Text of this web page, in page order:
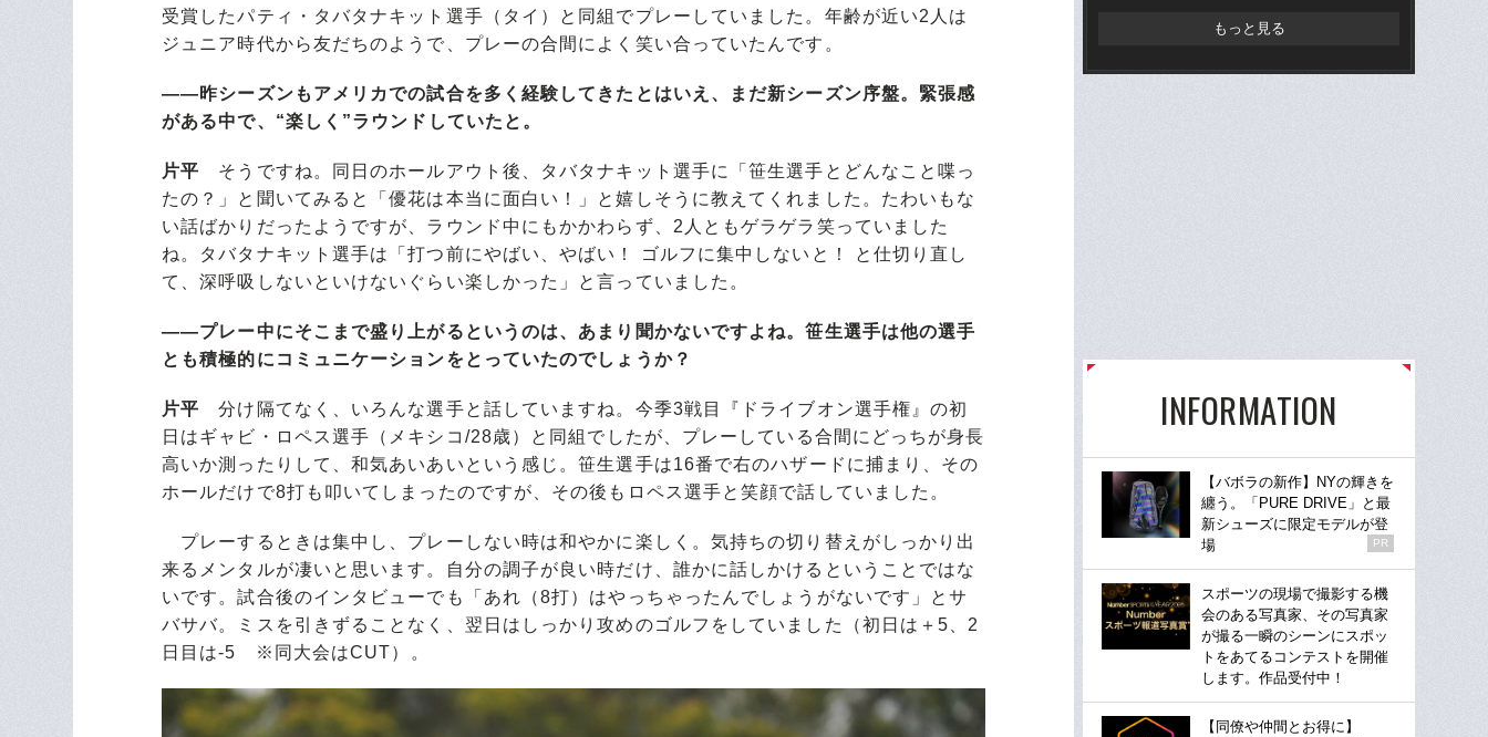
受賞したパティ・タバタナキット選手（タイ）と同組でプレーしていました。年齢が近い2人は
ジュニア時代から友だちのようで、プレーの合間によく笑い合っていたんです。
――昨シーズンもアメリカでの試合を多く経験してきたとはいえ、まだ新シーズン序盤。緊張感
がある中で、“楽しく”ラウンドしていたと。
片平 そうですね。同日のホールアウト後、タバタナキット選手に「笹生選手とどんなこと喋っ
たの？」と聞いてみると「優花は本当に面白い！」と嬉しそうに教えてくれました。たわいもな
い話ばかりだったようですが、ラウンド中にもかかわらず、2人ともゲラゲラ笑っていました
ね。タバタナキット選手は「打つ前にやばい、やばい！ ゴルフに集中しないと！ と仕切り直し
て、深呼吸しないといけないぐらい楽しかった」と言っていました。
――プレー中にそこまで盛り上がるというのは、あまり聞かないですよね。笹生選手は他の選手
とも積極的にコミュニケーションをとっていたのでしょうか？
片平 分け隔てなく、いろんな選手と話していますね。今季3戦目『ドライブオン選手権』の初
日はギャビ・ロペス選手（メキシコ/28歳）と同組でしたが、プレーしている合間にどっちが身長
高いか測ったりして、和気あいあいという感じ。笹生選手は16番で右のハザードに捕まり、その
ホールだけで8打も叩いてしまったのですが、その後もロペス選手と笑顔で話していました。
プレーするときは集中し、プレーしない時は和やかに楽しく。気持ちの切り替えがしっかり出
来るメンタルが凄いと思います。自分の調子が良い時だけ、誰かに話しかけるということではな
いです。試合後のインタビューでも「あれ（8打）はやっちゃったんでしょうがないです」とサ
バサバ。ミスを引きずることなく、翌日はしっかり攻めのゴルフをしていました（初日は＋5、2
日目は-5 ※同大会はCUT）。
もっと見る
INFORMATION
【バボラの新作】NYの輝きを
纏う。「PURE DRIVE」と最
新シューズに限定モデルが登
場
PR
スポーツの現場で撮影する機
会のある写真家、その写真家
が撮る一瞬のシーンにスポッ
トをあてるコンテストを開催
します。作品受付中！
【同僚や仲間とお得に】